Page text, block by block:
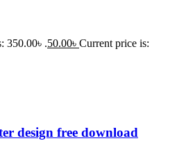
350.00৳ .50.00৳ Current price is:
design free download